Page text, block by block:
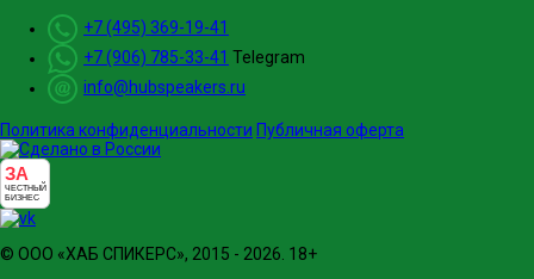
+7 (495) 369-19-41
+7 (906) 785-33-41
Telegram
info@hubspeakers.ru
Политика конфиденциальности Публичная оферта
ЗА
ЧЕСТНЫЙ
БИЗНЕС
© ООО «ХАБ СПИКЕРС», 2015 - 2026. 18+